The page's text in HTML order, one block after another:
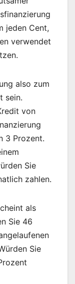
jeden Cent,
verwendet
also zum
sein.
von
3 Prozent.
Sie
zahlen.
als
Sie 46
Sie